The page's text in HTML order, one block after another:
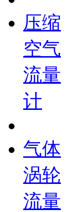
压缩
空气
流量
计
气体
涡轮
流量